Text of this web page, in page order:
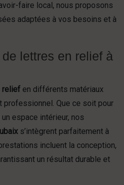
faire local, nous proposons
adaptées à vos besoins et à
lettres en relief à
relief en différents matériaux
professionnel. Que ce soit pour
espace intérieur, nos
s’intègrent parfaitement à
incluent la conception,
un résultat durable et